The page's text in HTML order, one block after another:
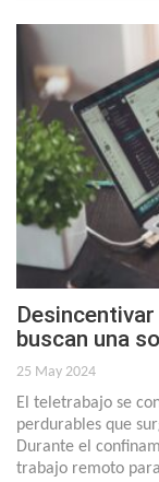
buscan una
25 May 2024
El teletrabajo se
perdurables que
Durante el
trabajo remoto